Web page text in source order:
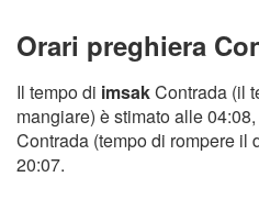
Orari preghiera
Il tempo di imsakContrada (il
mangiare) è stimato alle
Contrada (tempo di rompere il
20:07.